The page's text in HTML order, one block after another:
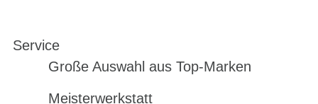
Service
Große Auswahl aus Top-Marken
Meisterwerkstatt